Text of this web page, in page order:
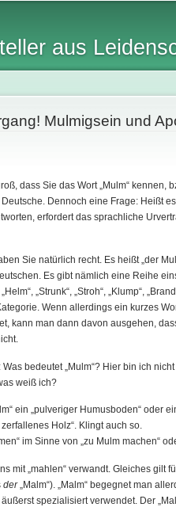
aus
Mulmigsein und
dass Sie das Wort „Mulm“ kennen,
Dennoch eine Frage: Heißt es
erfordert das sprachliche
Sie natürlich recht. Es heißt „der
Es gibt nämlich eine Reihe
„Strunk“, „Stroh“, „Klump“,
Wenn allerdings ein kurzes
kann man dann davon ausgehen,
bedeutet „Mulm“? Hier bin ich
weiß ich?
ein „pulveriger Humusboden“ oder
Holz“. Klingt auch so.
im Sinne von „zu Mulm machen“
mit „mahlen“ verwandt. Gleiches gilt
der„Malm“). „Malm“ begegnet man
spezialisiert verwendet. Der